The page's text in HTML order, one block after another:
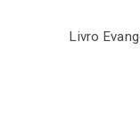
Livro